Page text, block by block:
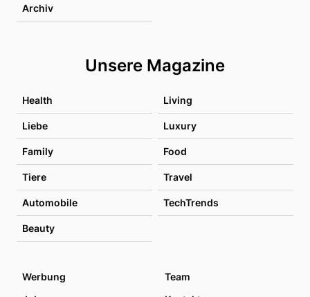
Archiv
Unsere Magazine
Health Living
Liebe Luxury
Family Food
Tiere Travel
Automobile TechTrends
Beauty
Werbung
Team